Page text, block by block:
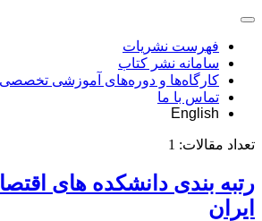
فهرست نشریات
سامانه نشر کتاب
کارگاه‌ها و دوره‌های آموزشی تخصصی
تماس با ما
English
تعداد مقالات: 1
رتبه بندی دانشکده های
ایران